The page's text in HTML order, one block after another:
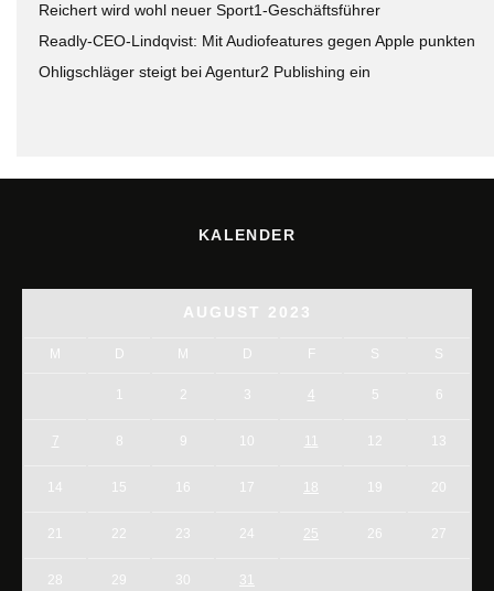
Reichert wird wohl neuer Sport1-Geschäftsführer
Readly-CEO-Lindqvist: Mit Audiofeatures gegen Apple punkten
Ohligschläger steigt bei Agentur2 Publishing ein
KALENDER
AUGUST 2023
M D M D F S S
1 2 3 5 6
7 8 9 10 11 12 13
14 15 16 17 18 19 20
21 22 23 24 25 26 27
28 29 30 31